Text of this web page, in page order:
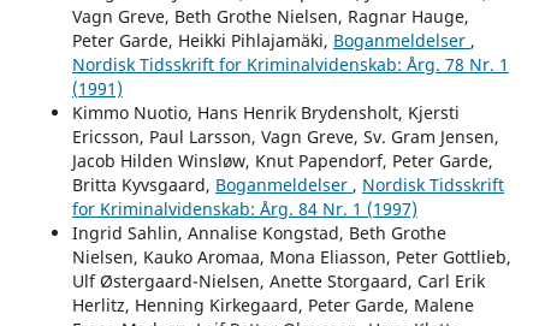
Vagn Greve, Beth Grothe Nielsen, Ragnar Hauge,
Peter Garde, Heikki Pihlajamäki, Boganmeldelser ,
Nordisk Tidsskrift for Kriminalvidenskab: Årg. 78 Nr. 1
(1991)
Kimmo Nuotio, Hans Henrik Brydensholt, Kjersti
Ericsson, Paul Larsson, Vagn Greve, Sv. Gram Jensen,
Jacob Hilden Winsløw, Knut Papendorf, Peter Garde,
Britta Kyvsgaard, Boganmeldelser , Nordisk Tidsskrift
for Kriminalvidenskab: Årg. 84 Nr. 1 (1997)
Ingrid Sahlin, Annalise Kongstad, Beth Grothe
Nielsen, Kauko Aromaa, Mona Eliasson, Peter Gottlieb,
Ulf Østergaard-Nielsen, Anette Storgaard, Carl Erik
Herlitz, Henning Kirkegaard, Peter Garde, Malene